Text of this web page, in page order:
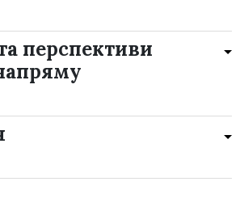
перспективи